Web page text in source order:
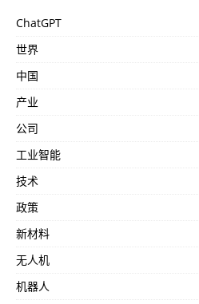
ChatGPT
世界
中国
产业
公司
工业智能
技术
政策
新材料
无人机
机器人